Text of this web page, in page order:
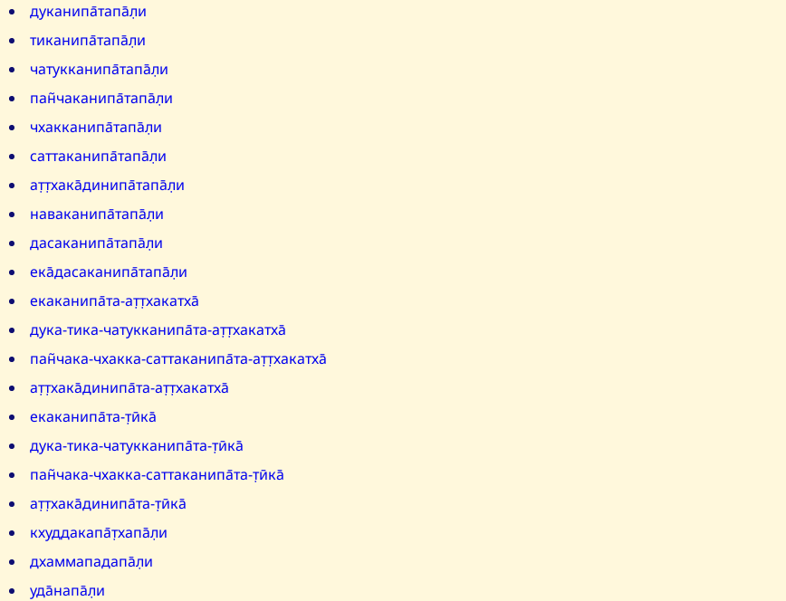
дуканипа̄тапа̄л̣и
тиканипа̄тапа̄л̣и
чатукканипа̄тапа̄л̣и
пан̃чаканипа̄тапа̄л̣и
чхакканипа̄тапа̄л̣и
саттаканипа̄тапа̄л̣и
ат̣т̣хака̄динипа̄тапа̄л̣и
наваканипа̄тапа̄л̣и
дасаканипа̄тапа̄л̣и
ека̄дасаканипа̄тапа̄л̣и
екаканипа̄та-ат̣т̣хакатха̄
дука-тика-чатукканипа̄та-ат̣т̣хакатха̄
пан̃чака-чхакка-саттаканипа̄та-ат̣т̣хакатха̄
ат̣т̣хака̄динипа̄та-ат̣т̣хакатха̄
екаканипа̄та-т̣ӣка̄
дука-тика-чатукканипа̄та-т̣ӣка̄
пан̃чака-чхакка-саттаканипа̄та-т̣ӣка̄
ат̣т̣хака̄динипа̄та-т̣ӣка̄
кхуддакапа̄т̣хапа̄л̣и
дхаммападапа̄л̣и
уда̄напа̄л̣и